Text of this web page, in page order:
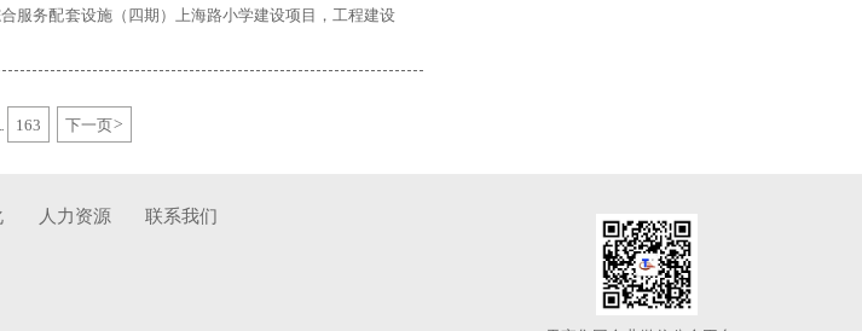
服务配套设施（四期）上海路小学建设项目，工程建设
163 下一页>
人力资源 联系我们